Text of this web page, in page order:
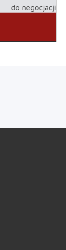
do negocjacji